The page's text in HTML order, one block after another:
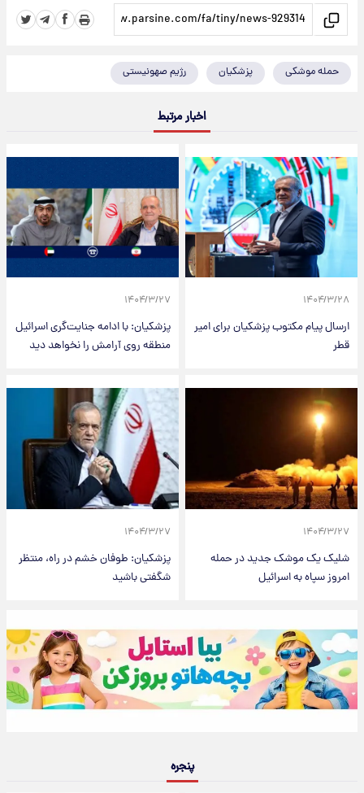
حمله موشکی پزشکیان رژیم صهونیستی
اخبار مرتبط
۱۴۰۴/۳/۲۸
ارسال پیام مکتوب پزشکیان برای امیر
قطر
۱۴۰۴/۳/۲۷
پزشکیان: با ادامه جنایت‌گری اسرائیل
منطقه روی آرامش را نخواهد دید
۱۴۰۴/۳/۲۷
شلیک یک موشک جدید در حمله
امروز سپاه به اسرائیل
۱۴۰۴/۳/۲۷
پزشکیان: طوفان خشم در راه، منتظر
شگفتی باشید
پنجره